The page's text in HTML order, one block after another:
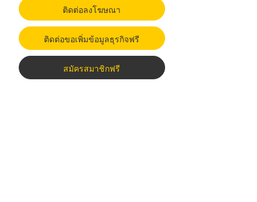
ติดต่อลงโฆษณา
ติดต่อขอเพิ่มข้อมูลธุรกิจฟรี
สมัครสมาชิกฟรี